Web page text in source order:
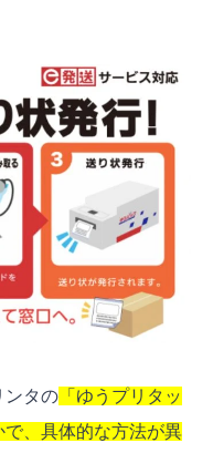
ンタの 「ゆうプリタッ
、具体的な方法が異